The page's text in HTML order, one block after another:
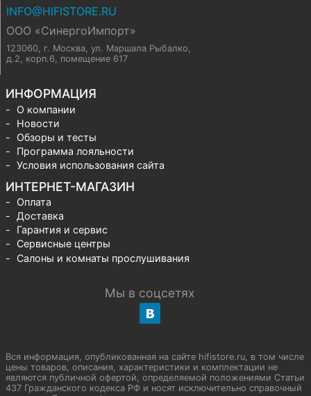
INFO@HIFISTORE.RU
ООО «СинергоИмпорт»
123060, г. Москва, ул. Маршала Рыбалко,
д.2, корп.6, помещение 617
ИНФОРМАЦИЯ
О компании
Новости
Обзоры и тесты
Программа лояльности
Условия использования сайта
ИНТЕРНЕТ-МАГАЗИН
Оплата
Доставка
Гарантия и сервис
Сервисные центры
Салоны и комнаты прослушивания
Мы в соцсетях
Вся информация, опубликованная на сайте hifistore.ru, в том числе
цены товаров, описания, характеристики и комплектации не
являются публичной офертой, определяемой положениями Статьи
437 Гражданского кодекса РФ и носят исключительно справочный